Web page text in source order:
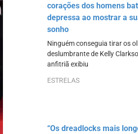
corações dos homens
depressa ao mostrar a
sonho
Ninguém conseguia tirar os
deslumbrante de Kelly
anfitriã exibiu
ESTRELAS
“Os dreadlocks mais